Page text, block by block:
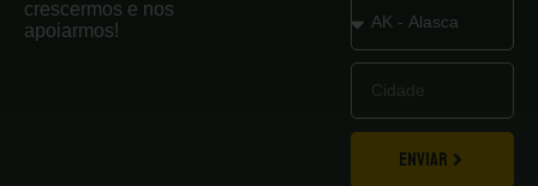
crescermos e nos
apoiarmos!
ENVIAR